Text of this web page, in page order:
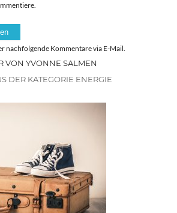
nachfolgende Kommentare via E-Mail.
VON YVONNE SALMEN
DER KATEGORIE ENERGIE